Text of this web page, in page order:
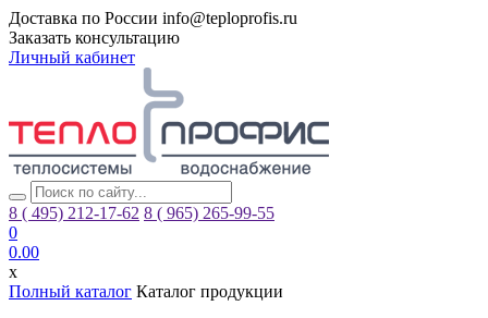
Доставка по России info@teploprofis.ru
Заказать консультацию
Личный кабинет
8 ( 495) 212-17-62 8 ( 965) 265-99-55
0
0.00
x
Полный каталог Каталог продукции